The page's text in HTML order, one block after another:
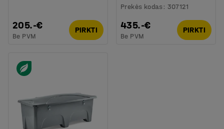
205.-€
Be PVM
PIRKTI
Prekės kodas : 307121
435.-€
Be PVM
PIRKTI